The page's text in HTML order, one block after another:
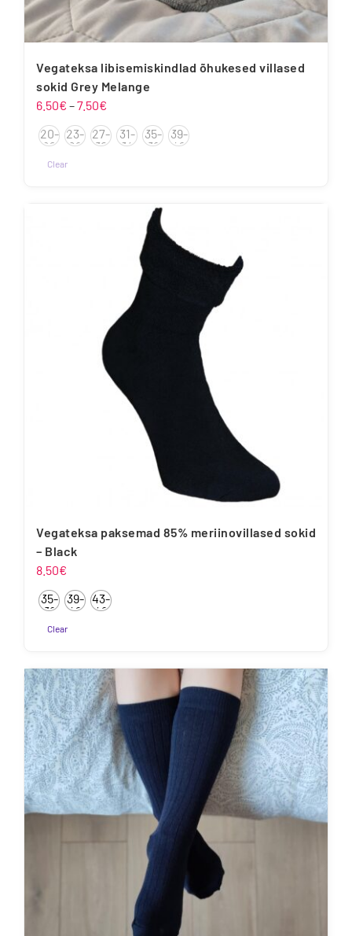
Vegateksa libisemiskindlad õhukesed villased
sokid Grey Melange
6.50€ –7.50€
6.50€
kuni
20-
22
23-
26
27-
30
31-
34
35-
38
39-
42
Clear
Vegateksa paksemad 85% meriinovillased sokid
– Black
8.50€
35-
38
39-
42
43-
46
Clear
tootel
on
mitu
varianti.
Valikuid
saab
teha
tootelehel.